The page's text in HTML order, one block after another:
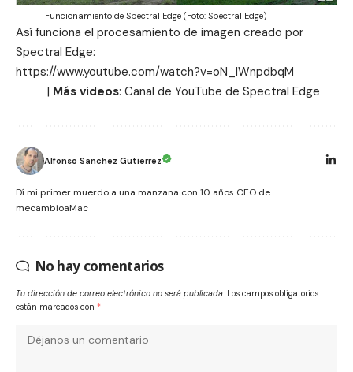
Funcionamiento de Spectral Edge (Foto: Spectral Edge)
Así funciona el procesamiento de imagen creado por
Spectral Edge:
https://www.youtube.com/watch?v=oN_lWnpdbqM
| Más videos: Canal de YouTube de Spectral Edge
Alfonso Sanchez Gutierrez
Dí mi primer muerdo a una manzana con 10 años CEO de
mecambioaMac
No hay comentarios
Tu dirección de correo electrónico no será publicada. Los campos obligatorios
están marcados con *